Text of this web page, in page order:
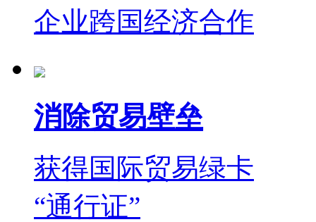
企业跨国经济合作
消除贸易壁垒
获得国际贸易绿卡
“通行证”